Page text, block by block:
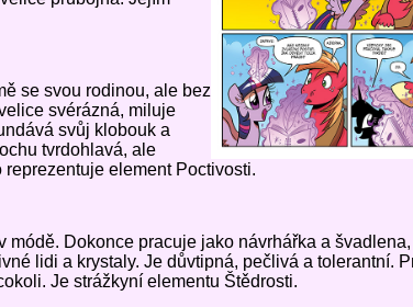
se svou rodinou, ale bez
svérázná, miluje
svůj klobouk a
tvrdohlavá, ale
element Poctivosti.
módě. Dokonce pracuje jako návrhářka a
lidi a krystaly. Je důvtipná, pečlivá a tolerantní.
Je strážkyní elementu Štědrosti.